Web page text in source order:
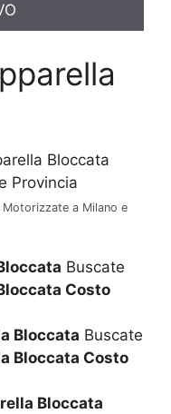
a Milano e
Buscate
Costo
Bloccata Buscate
Bloccata Costo
Bloccata